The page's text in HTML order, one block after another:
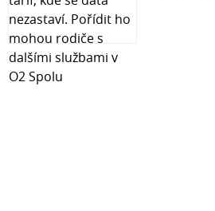
lodi na čáře ponoru, aby to
• Krásný dárek LEGO® pro
LEGO Icons Pirátská loď kapitána
představuje skvělý vánoční nebo
pro fanoušky filmové série Piráti z